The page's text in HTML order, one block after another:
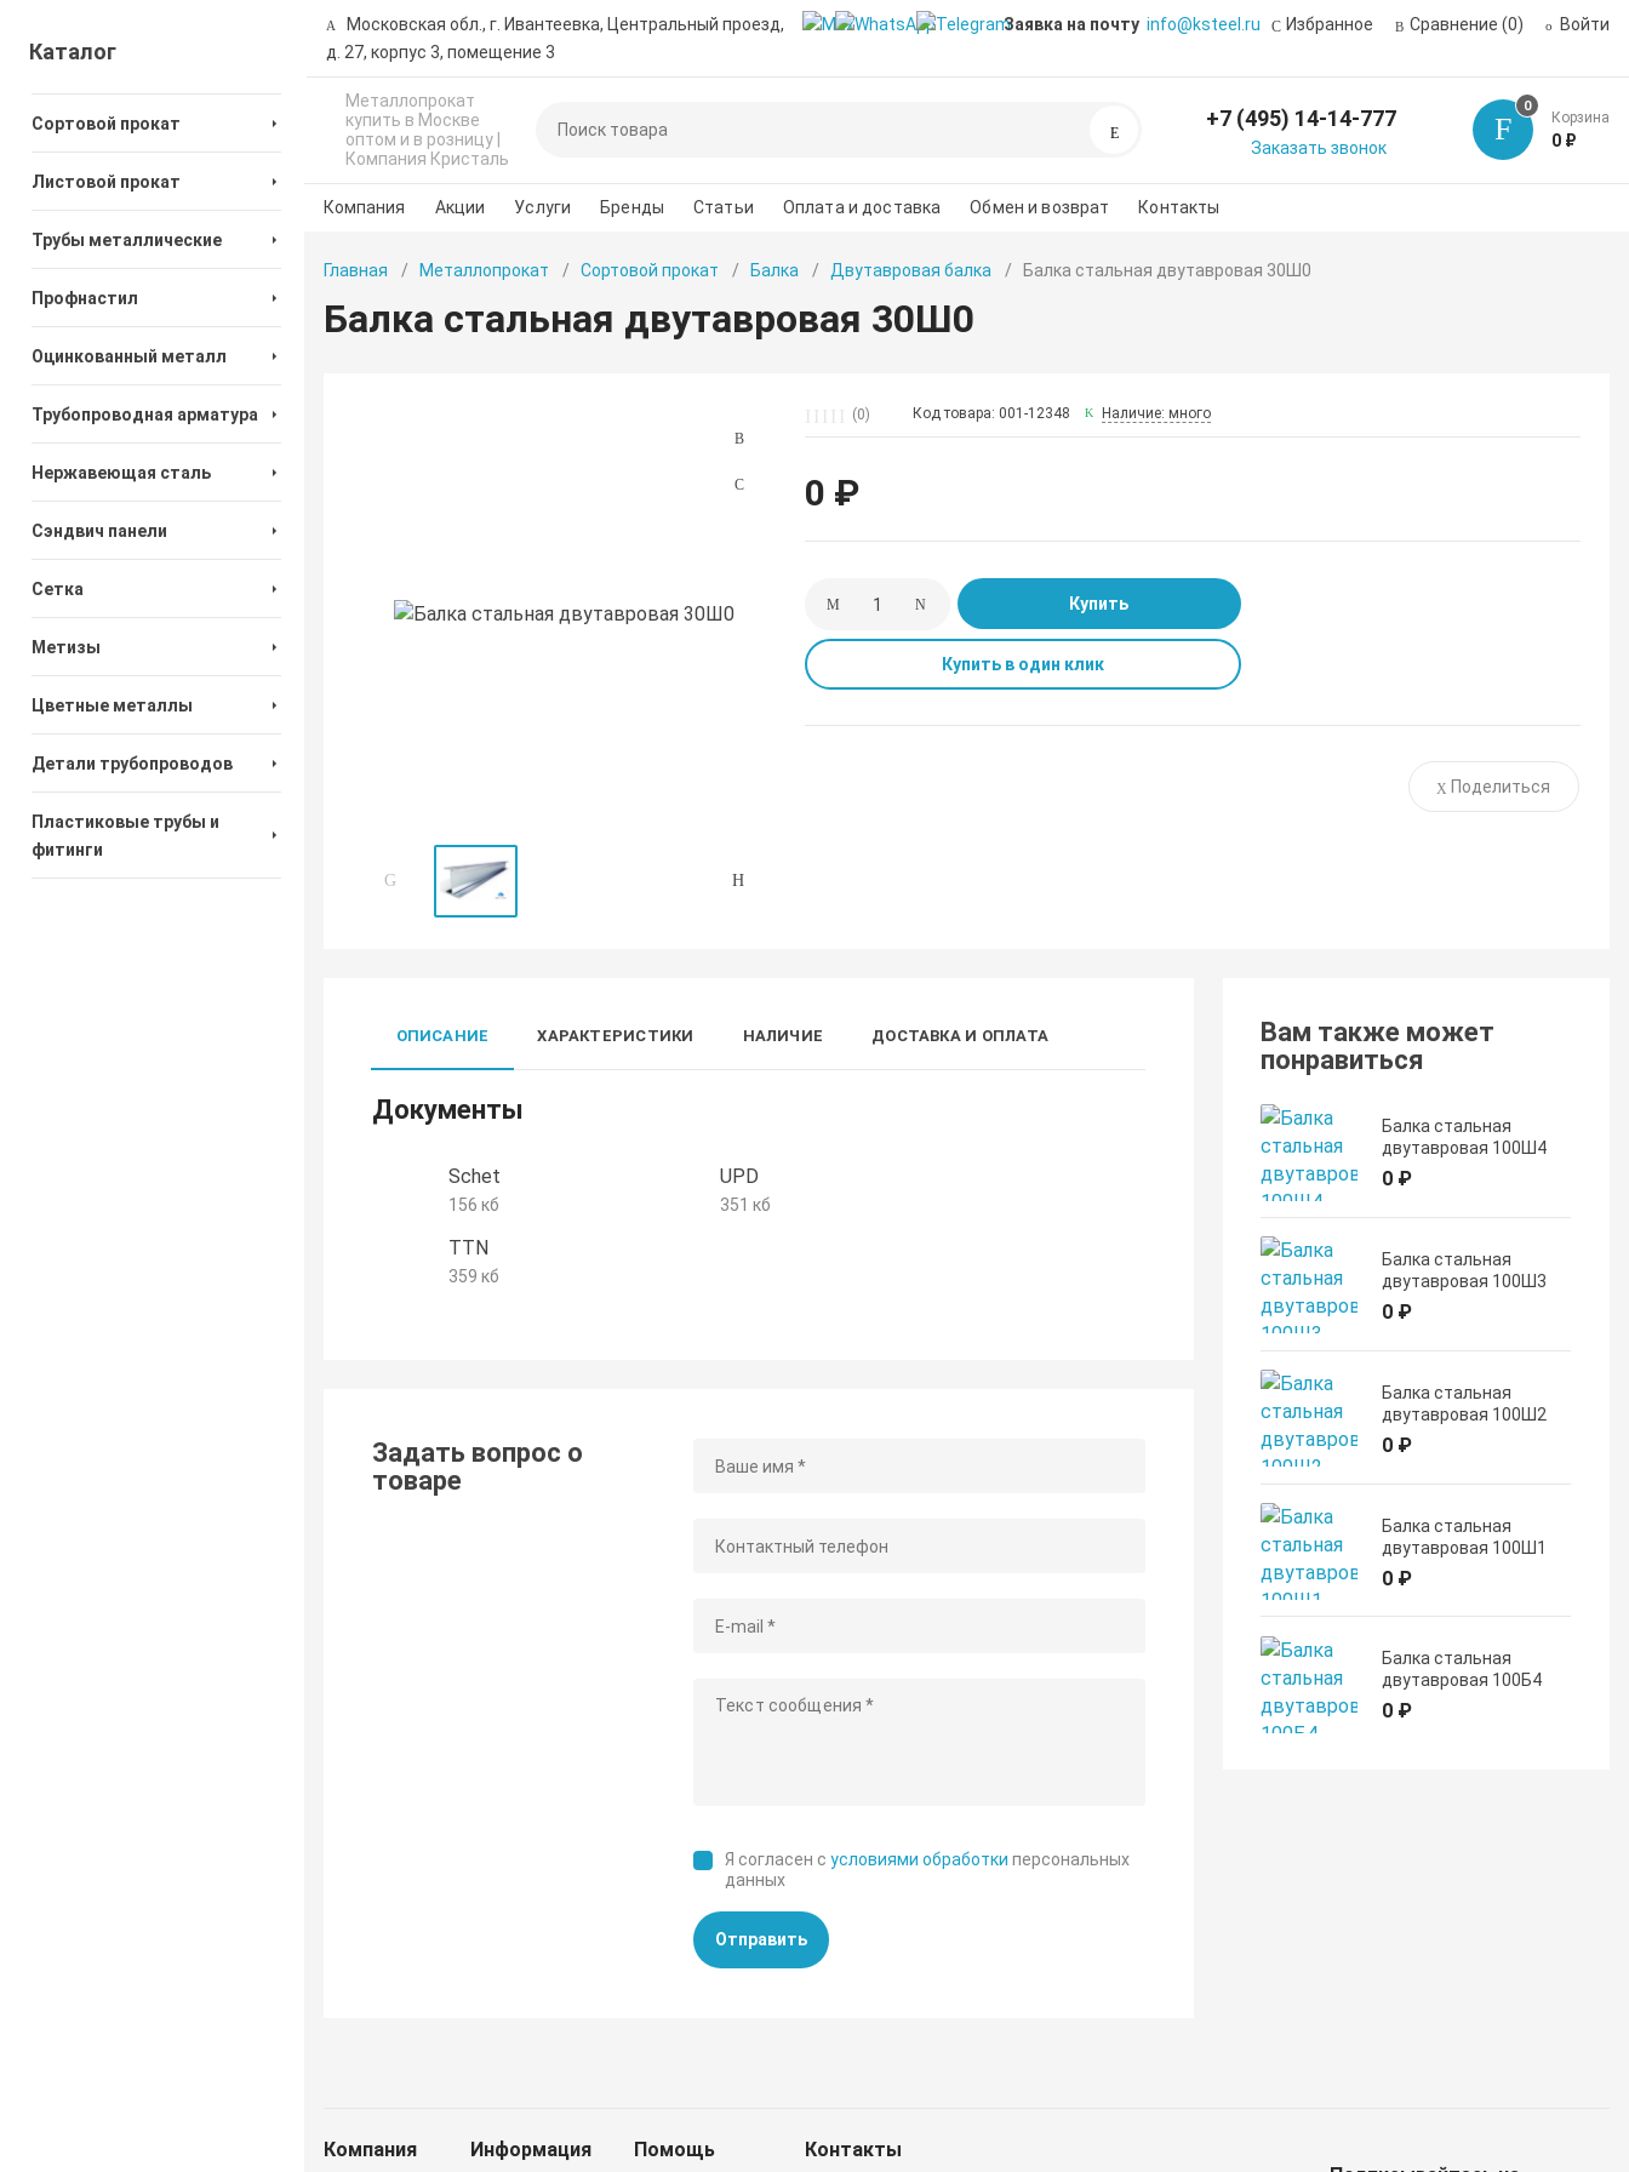
Московская обл., г. Ивантеевка, Центральный проезд,
д. 27, корпус 3, помещение 3
Заявка на почту info@ksteel.ru Избранное Сравнение (0) Войти
Металлопрокат
купить в Москве
оптом и в розницу |
Компания Кристаль
Поиск +7 (495) 14-14-777
Заказать звонок
0
Корзина
0 ₽
Компания Акции Услуги Бренды Статьи Оплата и доставка Обмен и возврат Контакты
Каталог
Сортовой прокат
Листовой прокат
Трубы металлические
Профнастил
Оцинкованный металл
Трубопроводная арматура
Нержавеющая сталь
Сэндвич панели
Сетка
Метизы
Цветные металлы
Детали трубопроводов
Пластиковые трубы и
фитинги
Главная Металлопрокат Сортовой прокат Балка Двутавровая балка Балка стальная двутавровая 30Ш0
Балка стальная двутавровая 30Ш0
(0) Код товара: 001-12348 Наличие: много
0 ₽
Купить
Купить в один клик
Поделиться
ОПИСАНИЕ ХАРАКТЕРИСТИКИ НАЛИЧИЕ ДОСТАВКА И ОПЛАТА
Документы
Schet
156 кб
UPD
351 кб
TTN
359 кб
Задать вопрос о
товаре
Я согласен сусловиями обработки персональных
данных
Отправить
Вам также может
понравиться
Балка стальная
двутавровая 100Ш4
0 ₽
Балка стальная
двутавровая 100Ш3
0 ₽
Балка стальная
двутавровая 100Ш2
0 ₽
Балка стальная
двутавровая 100Ш1
0 ₽
Балка стальная
двутавровая 100Б4
0 ₽
Компания Информация Помощь
Контакты